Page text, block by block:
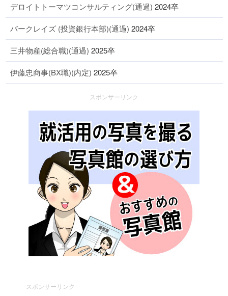
デロイトトーマツコンサルティング(通過) 2024卒
バークレイズ (投資銀行本部)(通過) 2024卒
三井物産(総合職)(通過) 2025卒
伊藤忠商事(BX職)(内定) 2025卒
スポンサーリンク
スポンサーリンク